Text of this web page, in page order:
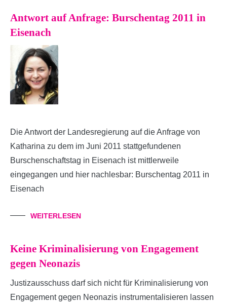
Antwort auf Anfrage: Burschentag 2011 in
Eisenach
Die Antwort der Landesregierung auf die Anfrage von
Katharina zu dem im Juni 2011 stattgefundenen
Burschenschaftstag in Eisenach ist mittlerweile
eingegangen und hier nachlesbar: Burschentag 2011 in
Eisenach
WEITERLESEN
Keine Kriminalisierung von Engagement
gegen Neonazis
Justizausschuss darf sich nicht für Kriminalisierung von
Engagement gegen Neonazis instrumentalisieren lassen